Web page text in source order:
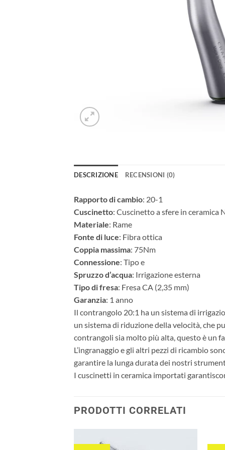
DESCRIZIONE RECENSIONI (0)
Rapporto di cambio: 20-1
Cuscinetto: Cuscinetto a sfere in ceramica
Materiale: Rame
Fonte di luce: Fibra ottica
Coppia massima: 75Nm
Connessione: Tipo e
Spruzzo d’acqua: Irrigazione esterna
Tipo di fresa: Fresa CA (2,35 mm)
Garanzia: 1 anno
Il contrangolo 20:1 ha un sistema di
un sistema di riduzione della velocità, che
contrangoli sia molto più alta, questo è un
L’ingranaggio e gli altri pezzi di ricambio
garantire la lunga durata dei nostri
I cuscinetti in ceramica importati
PRODOTTI CORRELATI